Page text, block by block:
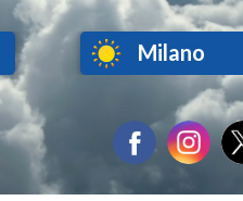
Milano